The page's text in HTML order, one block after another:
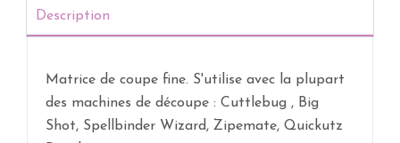
Description
Matrice de coupe fine. S'utilise avec la plupart
des machines de découpe : Cuttlebug , Big
Shot, Spellbinder Wizard, Zipemate, Quickutz